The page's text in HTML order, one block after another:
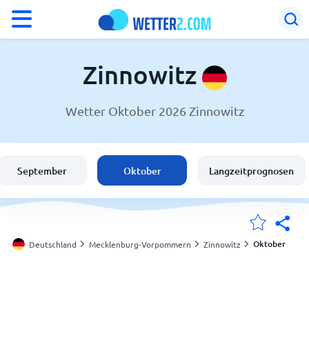
Wetter in Zinnowitz
Schweiz
Österreich
Zinnowitz
Wetter Oktober 2026 Zinnowitz
September Oktober Langzeitprognosen
Deutschland Mecklenburg-Vorpommern Zinnowitz Oktober